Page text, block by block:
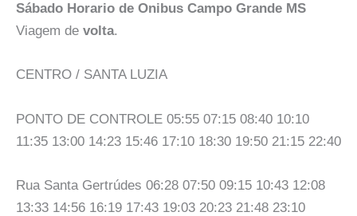
Sábado Horario de Onibus Campo Grande MS
Viagem de volta.
CENTRO / SANTA LUZIA
PONTO DE CONTROLE 05:55 07:15 08:40 10:10
11:35 13:00 14:23 15:46 17:10 18:30 19:50 21:15 22:40
Rua Santa Gertrúdes 06:28 07:50 09:15 10:43 12:08
13:33 14:56 16:19 17:43 19:03 20:23 21:48 23:10